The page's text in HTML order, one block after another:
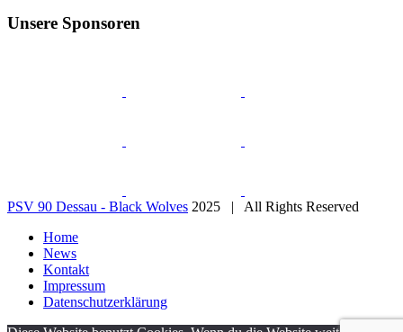
Unsere Sponsoren
PSV 90 Dessau - Black Wolves 2025 | All Rights Reserved
Home
News
Kontakt
Impressum
Datenschutzerklärung